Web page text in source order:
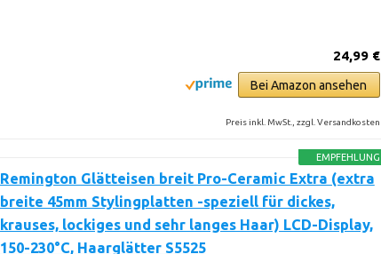
24,99 €
Bei Amazon ansehen
Preis inkl. MwSt., zzgl. Versandkosten
EMPFEHLUNG
Remington Glätteisen breit Pro-Ceramic Extra (extra
breite 45mm Stylingplatten -speziell für dickes,
krauses, lockiges und sehr langes Haar) LCD-Display,
150-230°C, Haarglätter S5525